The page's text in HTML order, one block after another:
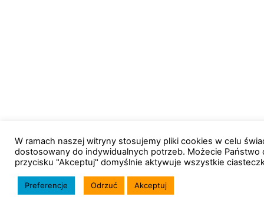
W ramach naszej witryny stosujemy pliki cookies w celu
dostosowany do indywidualnych potrzeb. Możecie
przycisku "Akceptuj" domyślnie aktywuje wszystkie
Preferencje Odrzuć Akceptuj